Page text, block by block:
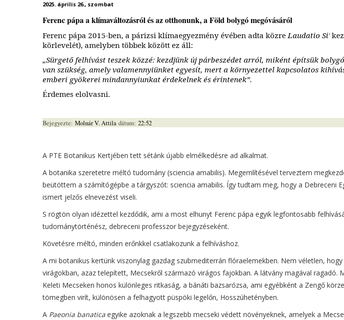
2025. április 26., szombat
Ferenc pápa a klímaváltozásról és az otthonunk, a Föld bolygó megóvásáról
Ferenc pápa 2015-ben, a párizsi klímaegyezmény évében adta közreLaudatio Si'
körlevelét), amelyben többek között ez áll:
„Sürgető felhívást teszek közzé: kezdjünk új párbeszédet arról, miként építsük
van szükség, amely valamennyiünket egyesít, mert a környezettel kapcsolatos
emberi gyökerei mindannyiunkat érdekelnek és érintenek”.
Érdemes elolvasni.
Bejegyezte: Molnár V. Attila dátum: 22:52
A PTE Botanikus Kertjében tett sétánk újabb elmélkedésre ad alkalmat.
A botanika szeretetre méltó tudomány (sciencia amabilis). Megemlítésével terveztem
beütöttem a számítógépbe a tárgyszót: sciencia amabilis. Így tudtam meg, hogy a Debreceni
ismert jelzős elnevezést viseli.
S rögtön olyan idézettel kezdődik, ami a most elhunyt Ferenc pápa egyik legfontosabb
tudománytörténész, debreceni professzor bejegyzéseként.
Követésre méltó, minden erőnkkel csatlakozunk a felhíváshoz.
A mi botanikus kertünk viszonylag gazdag szubmediterrán flóraelemekben. Nem véletlen,
virágokban, azaz telepített, Mecsekről származó virágos fajokban. A látvány magával ragadó.
Keleti Mecseken honos különleges ritkaság, a bánáti bazsarózsa, ami egyébként a Zengő
tömegben virít, különösen a felhagyott püspöki legelőn, Hosszúhetényben.
A Paeonia banatica egyike azoknak a legszebb mecseki védett növényeknek, amelyek a